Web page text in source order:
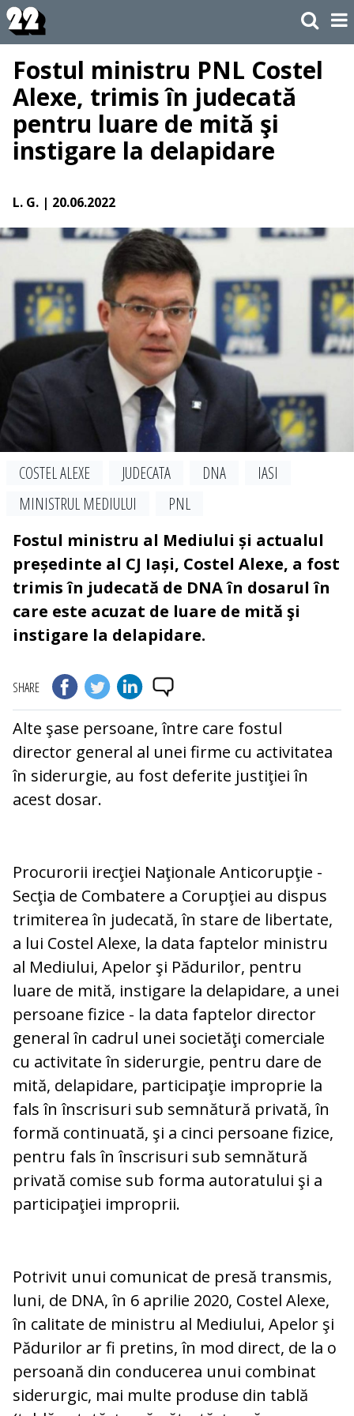
Fostul ministru PNL Costel
Alexe, trimis în judecată
pentru luare de mită şi
instigare la delapidare
L. G. | 20.06.2022
COSTEL ALEXE JUDECATA DNA
IASI
MINISTRUL MEDIULUI
PNL
Fostul ministru al Mediului și actualul
președinte al CJ Iași, Costel Alexe, a fost
trimis în judecată de DNA în dosarul în
care este acuzat de luare de mită şi
instigare la delapidare.
SHARE
Alte şase persoane, între care fostul
director general al unei firme cu activitatea
în siderurgie, au fost deferite justiţiei în
acest dosar.
Procurorii irecţiei Naţionale Anticorupţie -
Secţia de Combatere a Corupţiei au dispus
trimiterea în judecată, în stare de libertate,
a lui Costel Alexe, la data faptelor ministru
al Mediului, Apelor şi Pădurilor, pentru
luare de mită, instigare la delapidare, a unei
persoane fizice - la data faptelor director
general în cadrul unei societăţi comerciale
cu activitate în siderurgie, pentru dare de
mită, delapidare, participaţie improprie la
fals în înscrisuri sub semnătură privată, în
formă continuată, şi a cinci persoane fizice,
pentru fals în înscrisuri sub semnătură
privată comise sub forma autoratului şi a
participaţiei improprii.
Potrivit unui comunicat de presă transmis,
luni, de DNA, în 6 aprilie 2020, Costel Alexe,
în calitate de ministru al Mediului, Apelor şi
Pădurilor ar fi pretins, în mod direct, de la o
persoană din conducerea unui combinat
siderurgic, mai multe produse din tablă